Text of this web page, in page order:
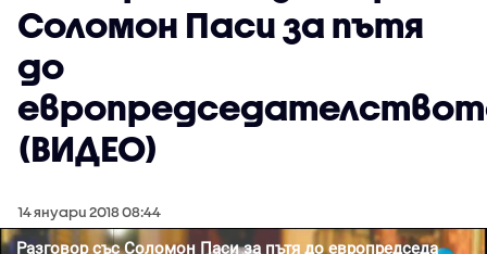
Соломон Паси за пътя
до
(ВИДЕО)
14 януари 2018 08:44